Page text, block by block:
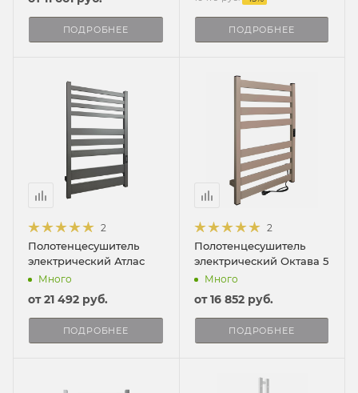
ПОДРОБНЕЕ ПОДРОБНЕЕ
2
Полотенцесушитель
электрический Атлас
Много
от21 492 руб.
ПОДРОБНЕЕ
2
Полотенцесушитель
электрический Октава 5
Много
от16 852 руб.
ПОДРОБНЕЕ